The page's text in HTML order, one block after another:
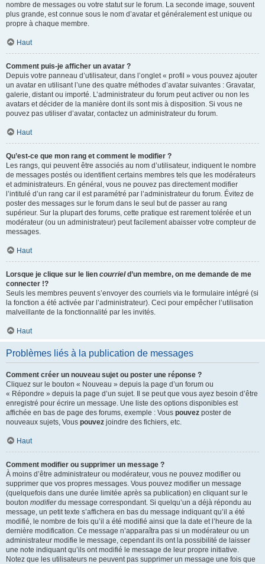
nombre de messages ou votre statut sur le forum. La seconde image, souvent
plus grande, est connue sous le nom d’avatar et généralement est unique ou
propre à chaque membre.
Haut
Comment puis-je afficher un avatar ?
Depuis votre panneau d’utilisateur, dans l’onglet « profil » vous pouvez ajouter
un avatar en utilisant l’une des quatre méthodes d’avatar suivantes : Gravatar,
galerie, distant ou importé. L’administrateur du forum peut activer ou non les
avatars et décider de la manière dont ils sont mis à disposition. Si vous ne
pouvez pas utiliser d’avatar, contactez un administrateur du forum.
Haut
Qu’est-ce que mon rang et comment le modifier ?
Les rangs, qui peuvent être associés au nom d’utilisateur, indiquent le nombre
de messages postés ou identifient certains membres tels que les modérateurs
et administrateurs. En général, vous ne pouvez pas directement modifier
l’intitulé d’un rang car il est paramétré par l’administrateur du forum. Évitez de
poster des messages sur le forum dans le seul but de passer au rang
supérieur. Sur la plupart des forums, cette pratique est rarement tolérée et un
modérateur (ou un administrateur) peut facilement abaisser votre compteur de
messages.
Haut
Lorsque je clique sur le lien courrield’un membre, on me demande de me
connecter !?
Seuls les membres peuvent s’envoyer des courriels via le formulaire intégré (si
la fonction a été activée par l’administrateur). Ceci pour empêcher l’utilisation
malveillante de la fonctionnalité par les invités.
Haut
Problèmes liés à la publication de messages
Comment créer un nouveau sujet ou poster une réponse ?
Cliquez sur le bouton « Nouveau » depuis la page d’un forum ou
« Répondre » depuis la page d’un sujet. Il se peut que vous ayez besoin d’être
enregistré pour écrire un message. Une liste des options disponibles est
affichée en bas de page des forums, exemple : Vous pouvez poster de
nouveaux sujets, Vous pouvez joindre des fichiers, etc.
Haut
Comment modifier ou supprimer un message ?
À moins d’être administrateur ou modérateur, vous ne pouvez modifier ou
supprimer que vos propres messages. Vous pouvez modifier un message
(quelquefois dans une durée limitée après sa publication) en cliquant sur le
bouton modifierdu message correspondant. Si quelqu’un a déjà répondu au
message, un petit texte s’affichera en bas du message indiquant qu’il a été
modifié, le nombre de fois qu’il a été modifié ainsi que la date et l’heure de la
dernière modification. Ce message n’apparaîtra pas si un modérateur ou un
administrateur modifie le message, cependant ils ont la possibilité de laisser
une note indiquant qu’ils ont modifié le message de leur propre initiative.
Notez que les utilisateurs ne peuvent pas supprimer un message une fois que